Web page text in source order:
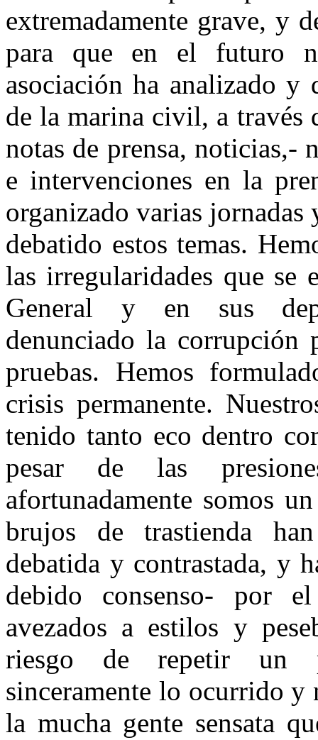
extremadamente grave, y
para que en el futuro
asociación ha analizado y
de la marina civil, a través
notas de prensa, noticias,-
e intervenciones en la
organizado varias jornadas
debatido estos temas.
las irregularidades que se
General y en sus
denunciado la corrupción
pruebas. Hemos
crisis permanente.
tenido tanto eco dentro
pesar de las
afortunadamente somos
brujos de trastienda
debatida y contrastada, y
debido consenso- por
avezados a estilos y
riesgo de repetir un
sinceramente lo ocurrido y
la mucha gente sensata